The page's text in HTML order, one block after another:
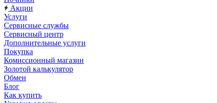
Акции
Услуги
Сервисные службы
Сервисный центр
Дополнительные услуги
Покупка
Комиссионный магазин
Золотой калькулятор
Обмен
Блог
Как купить